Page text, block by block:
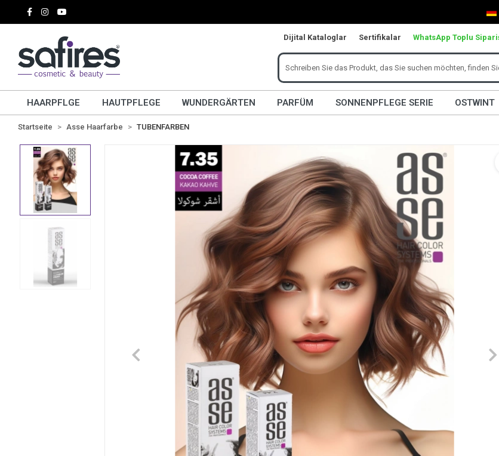
Dijital Kataloglar Sertifikalar WhatsApp Toplu
HAARPFLGE HAUTPFLEGE WUNDERGÄRTEN PARFÜM SONNENPFLEGE SERIE OSTWINT
Startseite Asse Haarfarbe TUBENFARBEN